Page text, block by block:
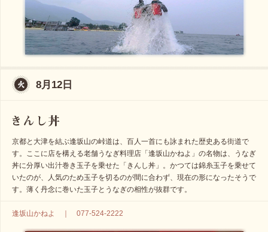
8月12日
京都と大津を結ぶ逢坂山の峠道は、百人一首にも詠まれた歴史ある街道で
す。ここに店を構える老舗うなぎ料理店「逢坂山かねよ」の名物は、うなぎ
丼に分厚い出汁巻き玉子を乗せた「きんし丼」。かつては錦糸玉子を乗せて
いたのが、人気のため玉子を切るのが間に合わず、現在の形になったそうで
す。薄く丹念に巻いた玉子とうなぎの相性が抜群です。
逢坂山かねよ ｜ 077-524-2222